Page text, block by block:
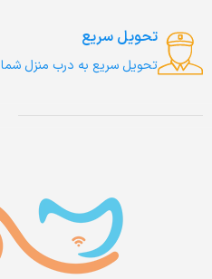
تحویل سریع
تحویل سریع به درب منزل شما